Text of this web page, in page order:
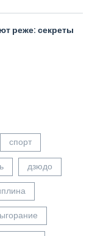
реже: секреты
спорт
дзюдо